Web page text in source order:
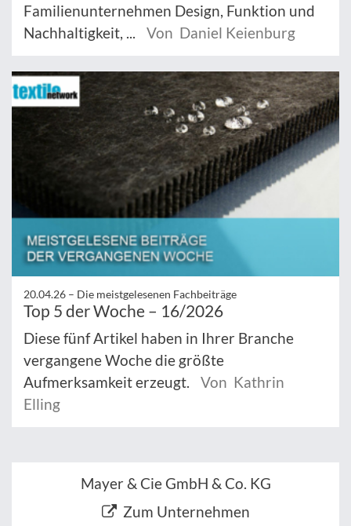
Familienunternehmen Design, Funktion und
Nachhaltigkeit, ...
Von Daniel Keienburg
20.04.26 – Die meistgelesenen Fachbeiträge
Top 5 der Woche – 16/2026
Diese fünf Artikel haben in Ihrer Branche
vergangene Woche die größte
Aufmerksamkeit erzeugt.
Von Kathrin
Elling
Mayer & Cie GmbH & Co. KG
Zum Unternehmen